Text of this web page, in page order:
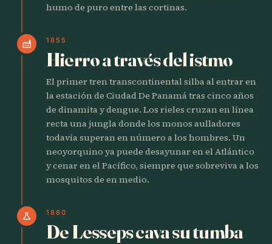
humo de puro entre las cortinas.
factory 1855
Hierro a través del istmo
El primer tren transcontinental silba al entrar en
la estación de Ciudad De Panamá tras cinco años
de dinamita y dengue. Los rieles cruzan en línea
recta una jungla donde los monos aulladores
todavía superan en número a los hombres. Un
neoyorquino ya puede desayunar en el Atlántico
y cenar en el Pacífico, siempre que sobreviva a los
mosquitos de en medio.
science 1880
De Lesseps cava su tumba